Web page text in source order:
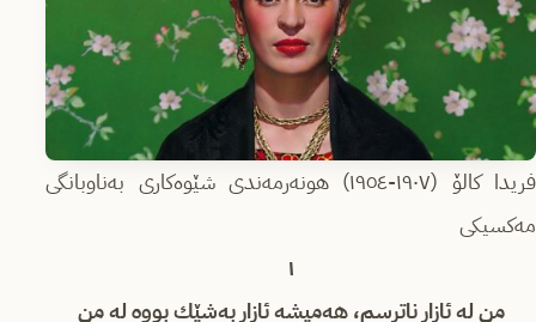
فریدا کالۆ (١٩٠٧-١٩٥٤) هونەرمەندی شێوەکاری بەناوبانگی
مەکسیکی
١
من لە ئازار ناترسم، هەمیشە ئازار بەشێك بووە لە من